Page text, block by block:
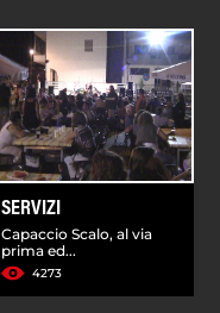
SERVIZI
Capaccio Scalo, al via
prima ed...
4273